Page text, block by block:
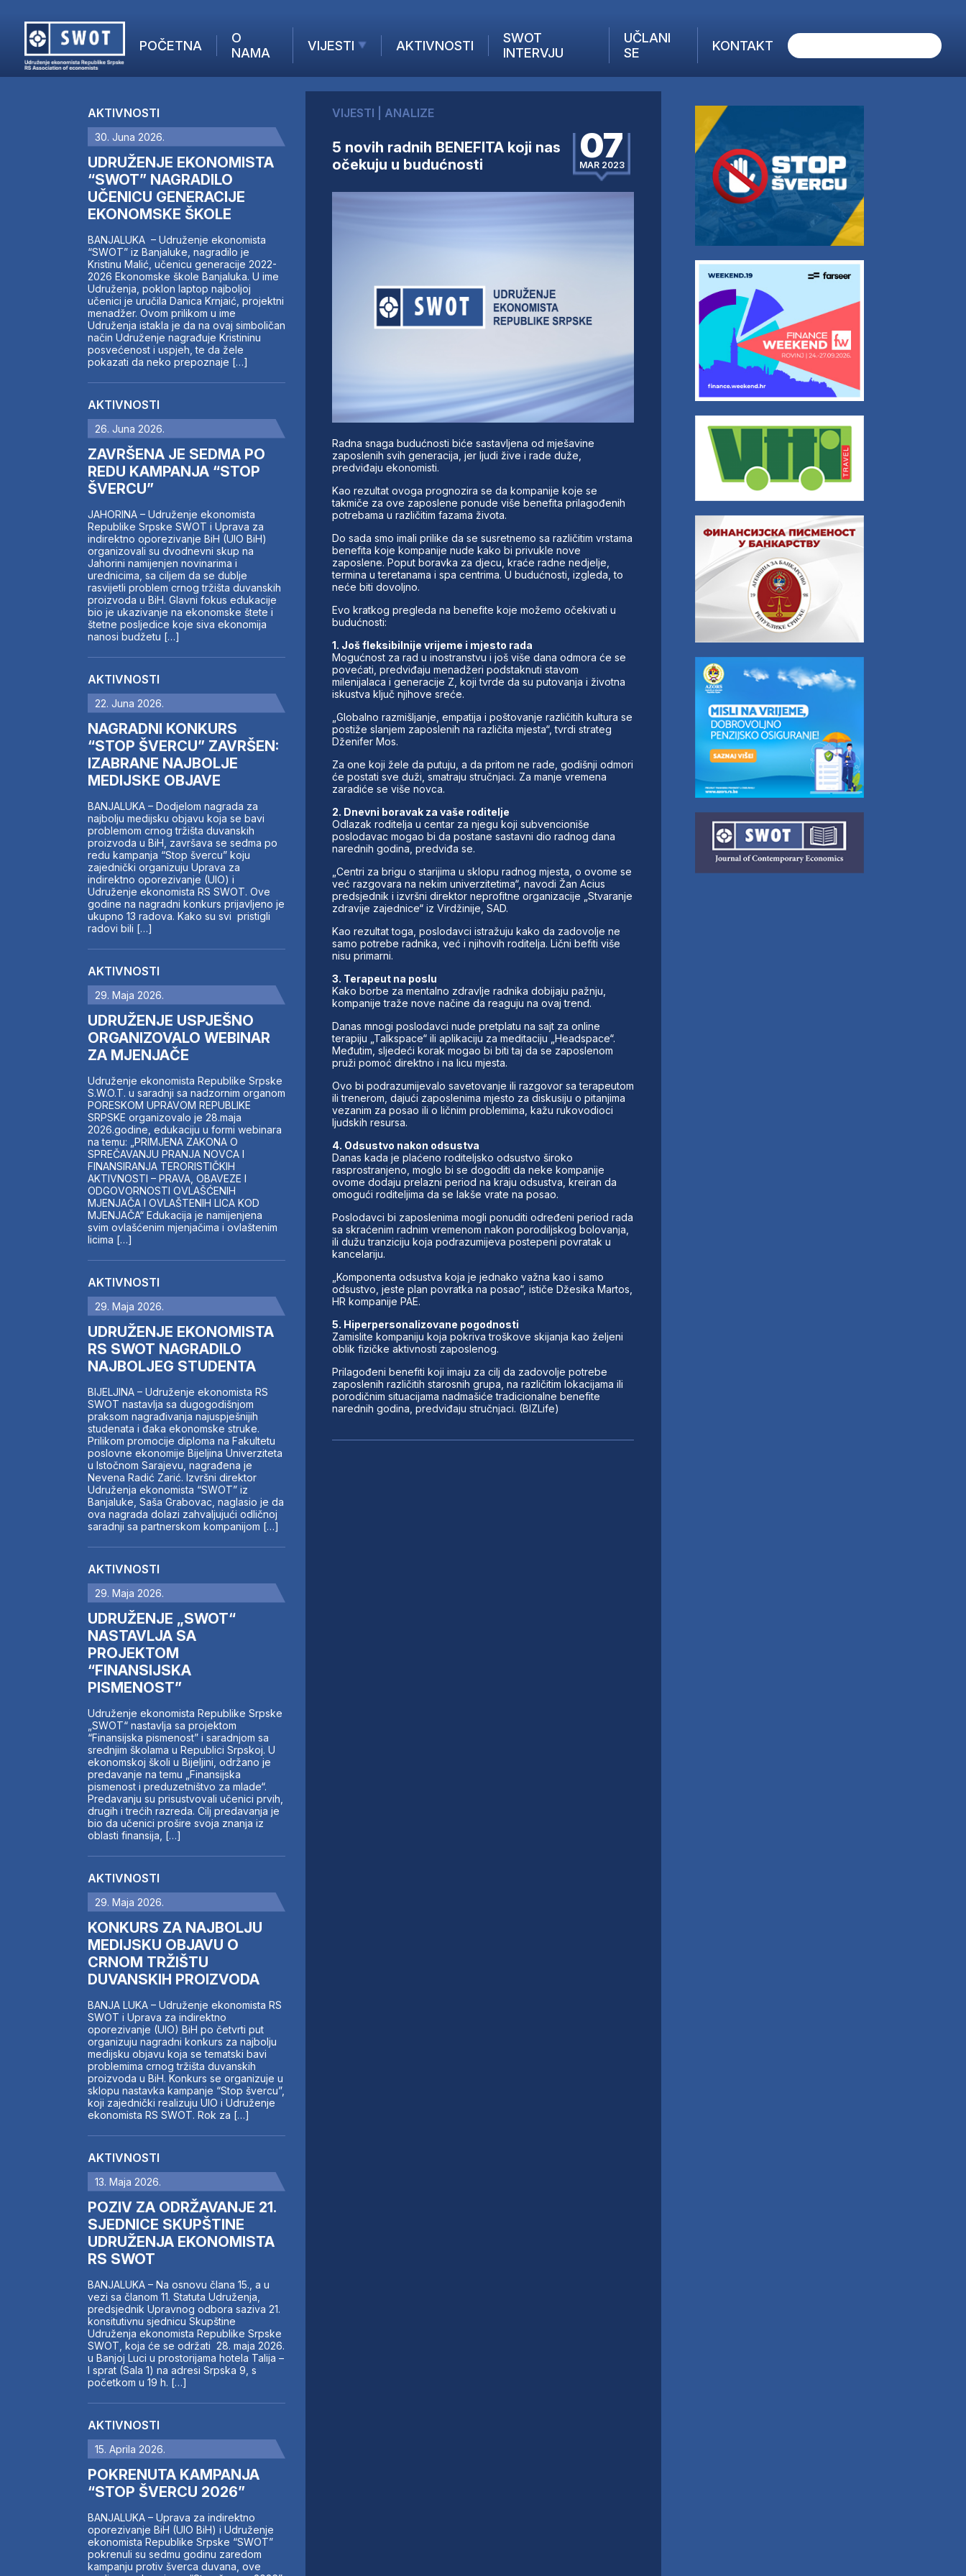
POČETNA
O
NAMA
VIJESTI
AKTUELNO
KOMPANIJE
FINANSIJE
IZ STRANIH MEDIJA
AKTIVNOSTI
SWOT
INTERVJU
UČLANI
SE
KONTAKT
AKTUELNO
ANALIZE
KOMPANIJE
FINANSIJE
IZ STRANIH MEDIJA
AKTIVNOSTI
SWOT INTERVJU
UČLANI SE
KONTAKT
AKTIVNOSTI
30. Juna 2026.
UDRUŽENJE EKONOMISTA
“SWOT” NAGRADILO
UČENICU GENERACIJE
EKONOMSKE ŠKOLE
BANJALUKA – Udruženje ekonomista
“SWOT” iz Banjaluke, nagradilo je
Kristinu Malić, učenicu generacije 2022-
2026 Ekonomske škole Banjaluka. U ime
Udruženja, poklon laptop najboljoj
učenici je uručila Danica Krnjaić, projektni
menadžer. Ovom prilikom u ime
Udruženja istakla je da na ovaj simboličan
način Udruženje nagrađuje Kristininu
posvećenost i uspjeh, te da žele
pokazati da neko prepoznaje […]
AKTIVNOSTI
26. Juna 2026.
ZAVRŠENA JE SEDMA PO
REDU KAMPANJA “STOP
ŠVERCU”
JAHORINA – Udruženje ekonomista
Republike Srpske SWOT i Uprava za
indirektno oporezivanje BiH (UIO BiH)
organizovali su dvodnevni skup na
Jahorini namijenjen novinarima i
urednicima, sa ciljem da se dublje
rasvijetli problem crnog tržišta duvanskih
proizvoda u BiH. Glavni fokus edukacije
bio je ukazivanje na ekonomske štete i
štetne posljedice koje siva ekonomija
nanosi budžetu […]
AKTIVNOSTI
22. Juna 2026.
NAGRADNI KONKURS
“STOP ŠVERCU” ZAVRŠEN:
IZABRANE NAJBOLJE
MEDIJSKE OBJAVE
BANJALUKA – Dodjelom nagrada za
najbolju medijsku objavu koja se bavi
problemom crnog tržišta duvanskih
proizvoda u BiH, završava se sedma po
redu kampanja “Stop švercu” koju
zajednički organizuju Uprava za
indirektno oporezivanje (UIO) i
Udruženje ekonomista RS SWOT. Ove
godine na nagradni konkurs prijavljeno je
ukupno 13 radova. Kako su svi pristigli
radovi bili […]
AKTIVNOSTI
29. Maja 2026.
UDRUŽENJE USPJEŠNO
ORGANIZOVALO WEBINAR
ZA MJENJAČE
Udruženje ekonomista Republike Srpske
S.W.O.T. u saradnji sa nadzornim organom
PORESKOM UPRAVOM REPUBLIKE
SRPSKE organizovalo je 28.maja
2026.godine, edukaciju u formi webinara
na temu: „PRIMJENA ZAKONA O
SPREČAVANJU PRANJA NOVCA I
FINANSIRANJA TERORISTIČKIH
AKTIVNOSTI – PRAVA, OBAVEZE I
ODGOVORNOSTI OVLAŠĆENIH
MJENJAČA I OVLAŠTENIH LICA KOD
MJENJAČA“ Edukacija je namijenjena
svim ovlašćenim mjenjačima i ovlaštenim
licima […]
AKTIVNOSTI
29. Maja 2026.
UDRUŽENJE EKONOMISTA
RS SWOT NAGRADILO
NAJBOLJEG STUDENTA
BIJELJINA – Udruženje ekonomista RS
SWOT nastavlja sa dugogodišnjom
praksom nagrađivanja najuspješnijih
studenata i đaka ekonomske struke.
Prilikom promocije diploma na Fakultetu
poslovne ekonomije Bijeljina Univerziteta
u Istočnom Sarajevu, nagrađena je
Nevena Radić Zarić. Izvršni direktor
Udruženja ekonomista “SWOT” iz
Banjaluke, Saša Grabovac, naglasio je da
ova nagrada dolazi zahvaljujući odličnoj
saradnji sa partnerskom kompanijom […]
AKTIVNOSTI
29. Maja 2026.
UDRUŽENJE „SWOT“
NASTAVLJA SA
PROJEKTOM
“FINANSIJSKA
PISMENOST”
Udruženje ekonomista Republike Srpske
„SWOT“ nastavlja sa projektom
“Finansijska pismenost” i saradnjom sa
srednjim školama u Republici Srpskoj. U
ekonomskoj školi u Bijeljini, održano je
predavanje na temu „Finansijska
pismenost i preduzetništvo za mlade“.
Predavanju su prisustvovali učenici prvih,
drugih i trećih razreda. Cilj predavanja je
bio da učenici prošire svoja znanja iz
oblasti finansija, […]
AKTIVNOSTI
29. Maja 2026.
KONKURS ZA NAJBOLJU
MEDIJSKU OBJAVU O
CRNOM TRŽIŠTU
DUVANSKIH PROIZVODA
BANJA LUKA – Udruženje ekonomista RS
SWOT i Uprava za indirektno
oporezivanje (UIO) BiH po četvrti put
organizuju nagradni konkurs za najbolju
medijsku objavu koja se tematski bavi
problemima crnog tržišta duvanskih
proizvoda u BiH. Konkurs se organizuje u
sklopu nastavka kampanje “Stop švercu”,
koji zajednički realizuju UIO i Udruženje
ekonomista RS SWOT. Rok za […]
AKTIVNOSTI
13. Maja 2026.
POZIV ZA ODRŽAVANJE 21.
SJEDNICE SKUPŠTINE
UDRUŽENJA EKONOMISTA
RS SWOT
BANJALUKA – Na osnovu člana 15., a u
vezi sa članom 11. Statuta Udruženja,
predsjednik Upravnog odbora saziva 21.
konsitutivnu sjednicu Skupštine
Udruženja ekonomista Republike Srpske
SWOT, koja će se održati 28. maja 2026.
u Banjoj Luci u prostorijama hotela Talija –
I sprat (Sala 1) na adresi Srpska 9, s
početkom u 19 h. […]
AKTIVNOSTI
15. Aprila 2026.
POKRENUTA KAMPANJA
“STOP ŠVERCU 2026”
BANJALUKA – Uprava za indirektno
oporezivanje BiH (UIO BiH) i Udruženje
ekonomista Republike Srpske “SWOT”
pokrenuli su sedmu godinu zaredom
kampanju protiv šverca duvana, ove
VIJESTI ANALIZE
5 novih radnih BENEFITA koji nas
očekuju u budućnosti
07
MAR 2023
Radna snaga budućnosti biće sastavljena od mješavine
zaposlenih svih generacija, jer ljudi žive i rade duže,
predviđaju ekonomisti.
Kao rezultat ovoga prognozira se da kompanije koje se
takmiče za ove zaposlene ponude više benefita prilagođenih
potrebama u različitim fazama života.
Do sada smo imali prilike da se susretnemo sa različitim vrstama
benefita koje kompanije nude kako bi privukle nove
zaposlene. Poput boravka za djecu, kraće radne nedjelje,
termina u teretanama i spa centrima. U budućnosti, izgleda, to
neće biti dovoljno.
Evo kratkog pregleda na benefite koje možemo očekivati u
budućnosti:
1. Još fleksibilnije vrijeme i mjesto rada
Mogućnost za rad u inostranstvu i još više dana odmora će se
povećati, predviđaju menadžeri podstaknuti stavom
milenijalaca i generacije Z, koji tvrde da su putovanja i životna
iskustva ključ njihove sreće.
„Globalno razmišljanje, empatija i poštovanje različitih kultura se
postiže slanjem zaposlenih na različita mjesta“, tvrdi strateg
Dženifer Mos.
Za one koji žele da putuju, a da pritom ne rade, godišnji odmori
će postati sve duži, smatraju stručnjaci. Za manje vremena
zaradiće se više novca.
2. Dnevni boravak za vaše roditelje
Odlazak roditelja u centar za njegu koji subvencioniše
poslodavac mogao bi da postane sastavni dio radnog dana
narednih godina, predviđa se.
„Centri za brigu o starijima u sklopu radnog mjesta, o ovome se
već razgovara na nekim univerzitetima“, navodi Žan Acius
predsjednik i izvršni direktor neprofitne organizacije „Stvaranje
zdravije zajednice“ iz Virdžinije, SAD.
Kao rezultat toga, poslodavci istražuju kako da zadovolje ne
samo potrebe radnika, već i njihovih roditelja. Lični befiti više
nisu primarni.
3. Terapeut na poslu
Kako borbe za mentalno zdravlje radnika dobijaju pažnju,
kompanije traže nove načine da reaguju na ovaj trend.
Danas mnogi poslodavci nude pretplatu na sajt za online
terapiju „Talkspace“ ili aplikaciju za meditaciju „Headspace“.
Međutim, sljedeći korak mogao bi biti taj da se zaposlenom
pruži pomoć direktno i na licu mjesta.
Ovo bi podrazumijevalo savetovanje ili razgovor sa terapeutom
ili trenerom, dajući zaposlenima mjesto za diskusiju o pitanjima
vezanim za posao ili o ličnim problemima, kažu rukovodioci
ljudskih resursa.
4. Odsustvo nakon odsustva
Danas kada je plaćeno roditeljsko odsustvo široko
rasprostranjeno, moglo bi se dogoditi da neke kompanije
ovome dodaju prelazni period na kraju odsustva, kreiran da
omogući roditeljima da se lakše vrate na posao.
Poslodavci bi zaposlenima mogli ponuditi određeni period rada
sa skraćenim radnim vremenom nakon porodiljskog bolovanja,
ili dužu tranziciju koja podrazumijeva postepeni povratak u
kancelariju.
„Komponenta odsustva koja je jednako važna kao i samo
odsustvo, jeste plan povratka na posao“, ističe Džesika Martos,
HR kompanije PAE.
5. Hiperpersonalizovane pogodnosti
Zamislite kompaniju koja pokriva troškove skijanja kao željeni
oblik fizičke aktivnosti zaposlenog.
Prilagođeni benefiti koji imaju za cilj da zadovolje potrebe
zaposlenih različitih starosnih grupa, na različitim lokacijama ili
porodičnim situacijama nadmašiće tradicionalne benefite
narednih godina, predviđaju stručnjaci. (BIZLife)